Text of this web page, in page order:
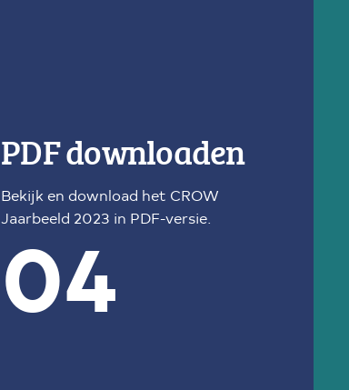
PDF downloaden
Bekijk en download het CROW
Jaarbeeld 2023 in PDF-versie.
04